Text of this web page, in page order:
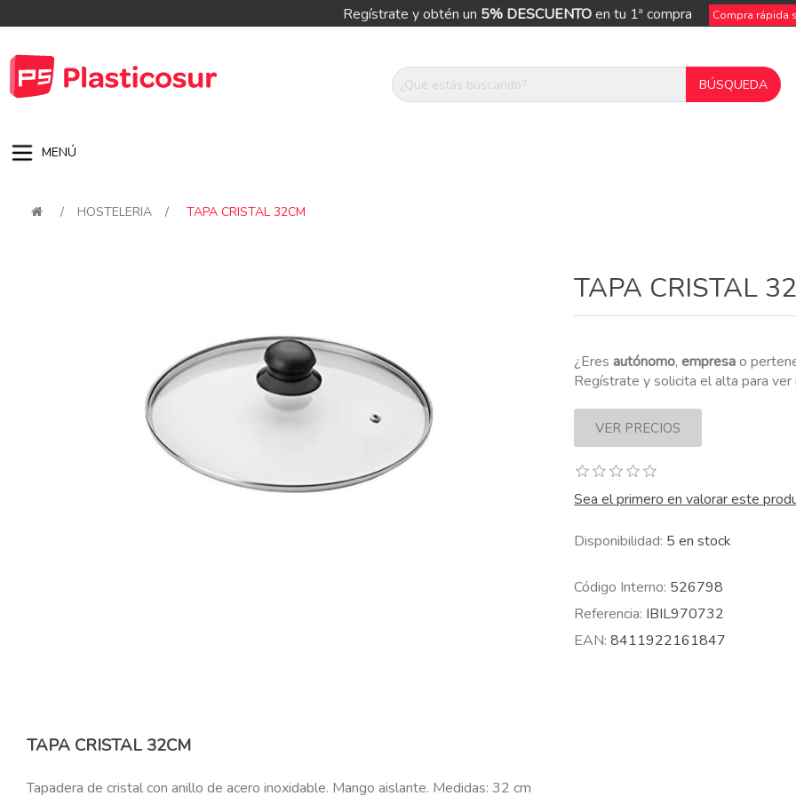
Regístrate y obtén un 5% DESCUENTOen tu 1ª compra Compra rápida
MENÚ
/ HOSTELERIA / TAPA CRISTAL 32CM
TAPA CRISTAL
¿Eresautónomo,empresao
Regístrate y solicita el alta para
Sea el primero en valorar este
Disponibilidad: 5 en stock
Código Interno: 526798
Referencia: IBIL970732
EAN: 8411922161847
TAPA CRISTAL 32CM
Tapadera de cristal con anillo de acero inoxidable. Mango aislante. Medidas: 32 cm